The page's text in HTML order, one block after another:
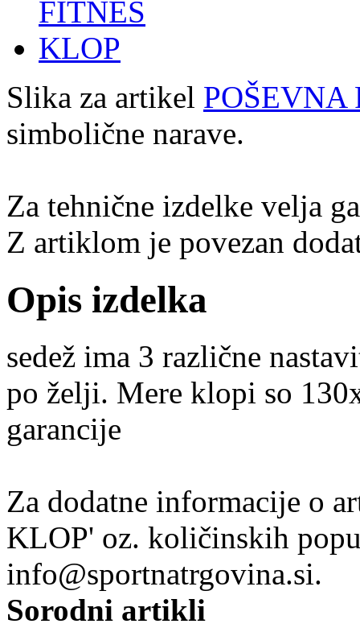
Slika za artikel
simbolične narave.
Za tehnične izdelke velja
Z artiklom je povezan
Opis izdelka
sedež ima 3 različne
po želji. Mere klopi so
garancije
Za dodatne informacije o
KLOP' oz. količinskih
info@sportnatrgovina.si.
Sorodni artikli